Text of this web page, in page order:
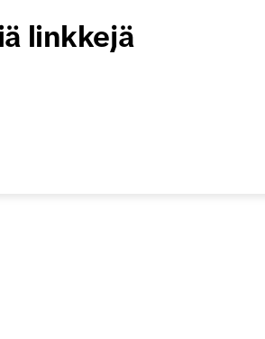
linkkejä